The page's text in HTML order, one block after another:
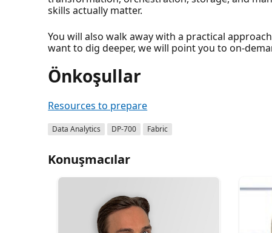
skills actually matter.
You will also walk away with a practical
want to dig deeper, we will point you to on-
Önkoşullar
Resources to prepare
Data Analytics DP-700 Fabric
Konuşmacılar